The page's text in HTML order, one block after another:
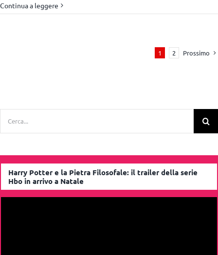
Continua a leggere
1 2 Prossimo
Harry Potter e la Pietra Filosofale: il trailer della serie
Hbo in arrivo a Natale